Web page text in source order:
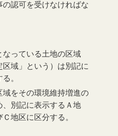
の認可を受けなければな
なっている土地の区域
区域」という）は別記に
。
域をその環境維持増進の
、別記に表示するＡ地
地区に区分する。